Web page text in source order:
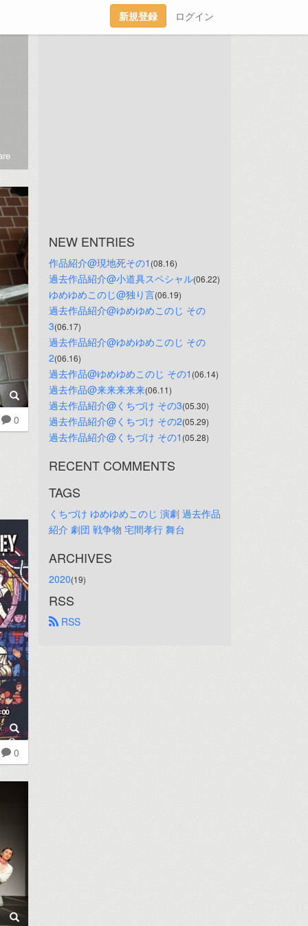
新規登録 ログイン
0
0
NEW ENTRIES
作品紹介@現地死その1 (08.16)
過去作品紹介@小道具スペシャル(06.22)
ゆめゆめこのじ@独り言(06.19)
過去作品紹介@ゆめゆめこのじ その
3(06.17)
過去作品紹介@ゆめゆめこのじ その
2(06.16)
過去作品@ゆめゆめこのじ その1 (06.14)
過去作品@来来来来来(06.11)
過去作品紹介@くちづけ その3(05.30)
過去作品紹介@くちづけ その2(05.29)
過去作品紹介@くちづけ その1 (05.28)
RECENT COMMENTS
TAGS
くちづけ ゆめゆめこのじ 演劇 過去作品
紹介 劇団 戦争物 宅間孝行 舞台
ARCHIVES
2020(19)
RSS
RSS